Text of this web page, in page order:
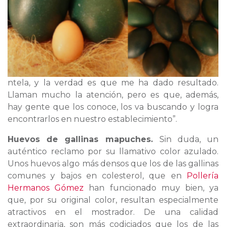
ntela, y la verdad es que me ha dado resultado.
Llaman mucho la atención, pero es que, además,
hay gente que los conoce, los va buscando y logra
encontrarlos en nuestro establecimiento”.
Huevos de gallinas mapuches. Sin duda, un
auténtico reclamo por su llamativo color azulado.
Unos huevos algo más densos que los de las gallinas
comunes y bajos en colesterol, que en
Pollería
Hermanos Gómez han funcionado muy bien, ya
que, por su original color, resultan especialmente
atractivos en el mostrador. De una calidad
extraordinaria, son más codiciados que los de las